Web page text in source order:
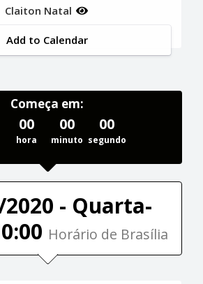
Claiton Natal
Add to Calendar
Começa em:
00
hora
00
minuto
00
segundo
- Quarta-
Horário de Brasília